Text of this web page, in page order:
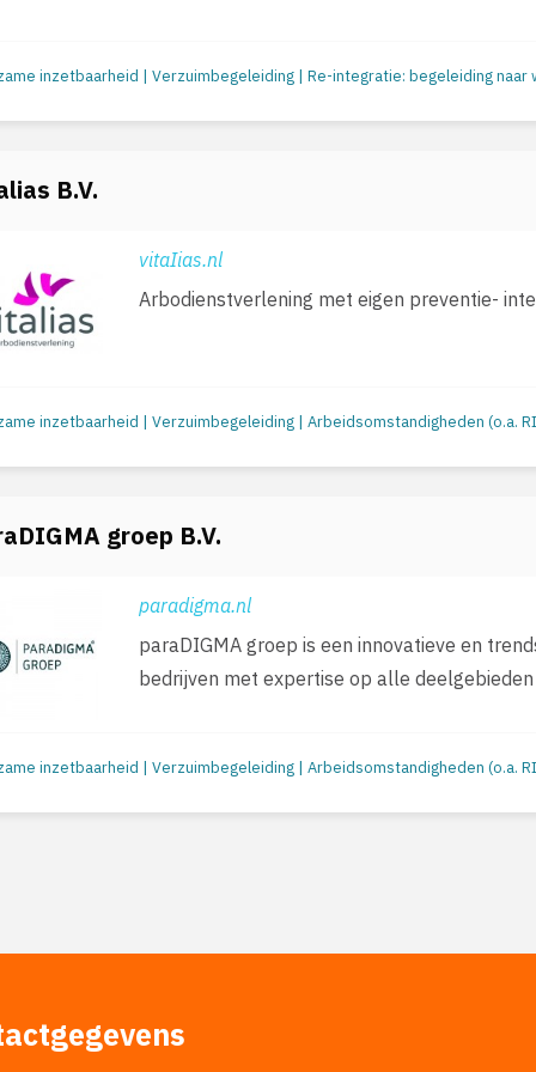
B.V.
vitaIias.nl
Arbodienstverlening met eigen preventie-
groep B.V.
paradigma.nl
paraDIGMA groep is een innovatieve en
bedrijven met expertise op alle